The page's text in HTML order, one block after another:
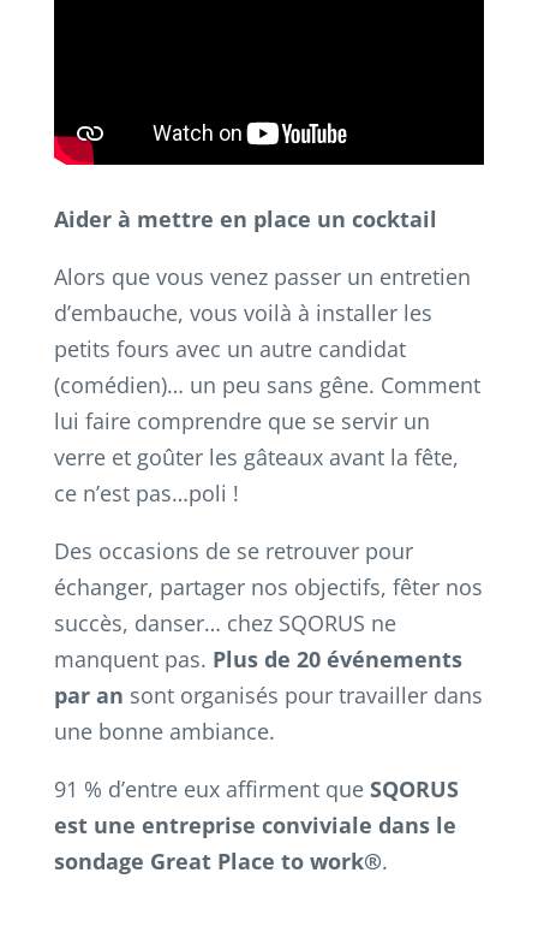
Aider à mettre en place un cocktail
Alors que vous venez passer un entretien
d’embauche, vous voilà à installer les
petits fours avec un autre candidat
(comédien)… un peu sans gêne. Comment
lui faire comprendre que se servir un
verre et goûter les gâteaux avant la fête,
ce n’est pas…poli !
Des occasions de se retrouver pour
échanger, partager nos objectifs, fêter nos
succès, danser… chez SQORUS ne
manquent pas. Plus de 20 événements
par an sont organisés pour travailler dans
une bonne ambiance.
91 % d’entre eux affirment que SQORUS
est une entreprise conviviale dans le
sondage Great Place to work®.